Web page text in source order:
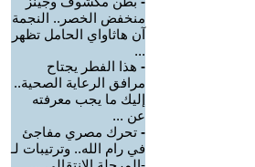
منخفض الخصر.. النجمة
آن هاثاواي الحامل تظهر
...
- هذا الفطر يجتاح
مرافق الرعاية الصحية..
إليك ما يجب معرفته
عن ...
- تحرك مصري مفاجئ
في رام الله.. وترتيبات لـ